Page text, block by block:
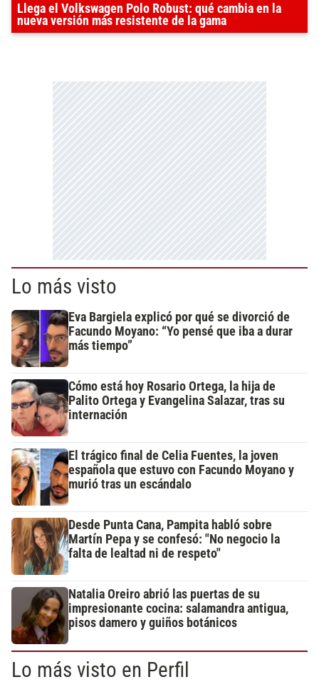
Llega el Volkswagen Polo Robust: qué cambia en la
nueva versión más resistente de la gama
Lo más visto
Eva Bargiela explicó por qué se divorció de
Facundo Moyano: “Yo pensé que iba a durar
más tiempo”
Cómo está hoy Rosario Ortega, la hija de
Palito Ortega y Evangelina Salazar, tras su
internación
El trágico final de Celia Fuentes, la joven
española que estuvo con Facundo Moyano y
murió tras un escándalo
Desde Punta Cana, Pampita habló sobre
Martín Pepa y se confesó: "No negocio la
falta de lealtad ni de respeto"
Natalia Oreiro abrió las puertas de su
impresionante cocina: salamandra antigua,
pisos damero y guiños botánicos
Lo más visto en Perfil